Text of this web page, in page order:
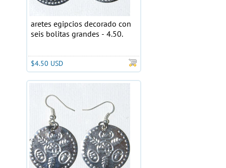
aretes egipcios decorado con
seis bolitas grandes - 4.50.
$4.50 USD